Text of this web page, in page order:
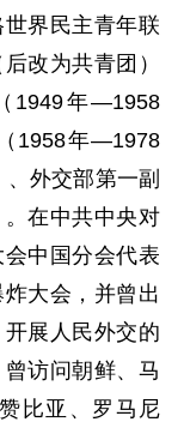
界民主青年联
改为共青团）
1949年—1958
1958年—1978
外交部第一副
在中共中央对
中国分会代表
大会，并曾出
展人民外交的
访问朝鲜、马
比亚、罗马尼